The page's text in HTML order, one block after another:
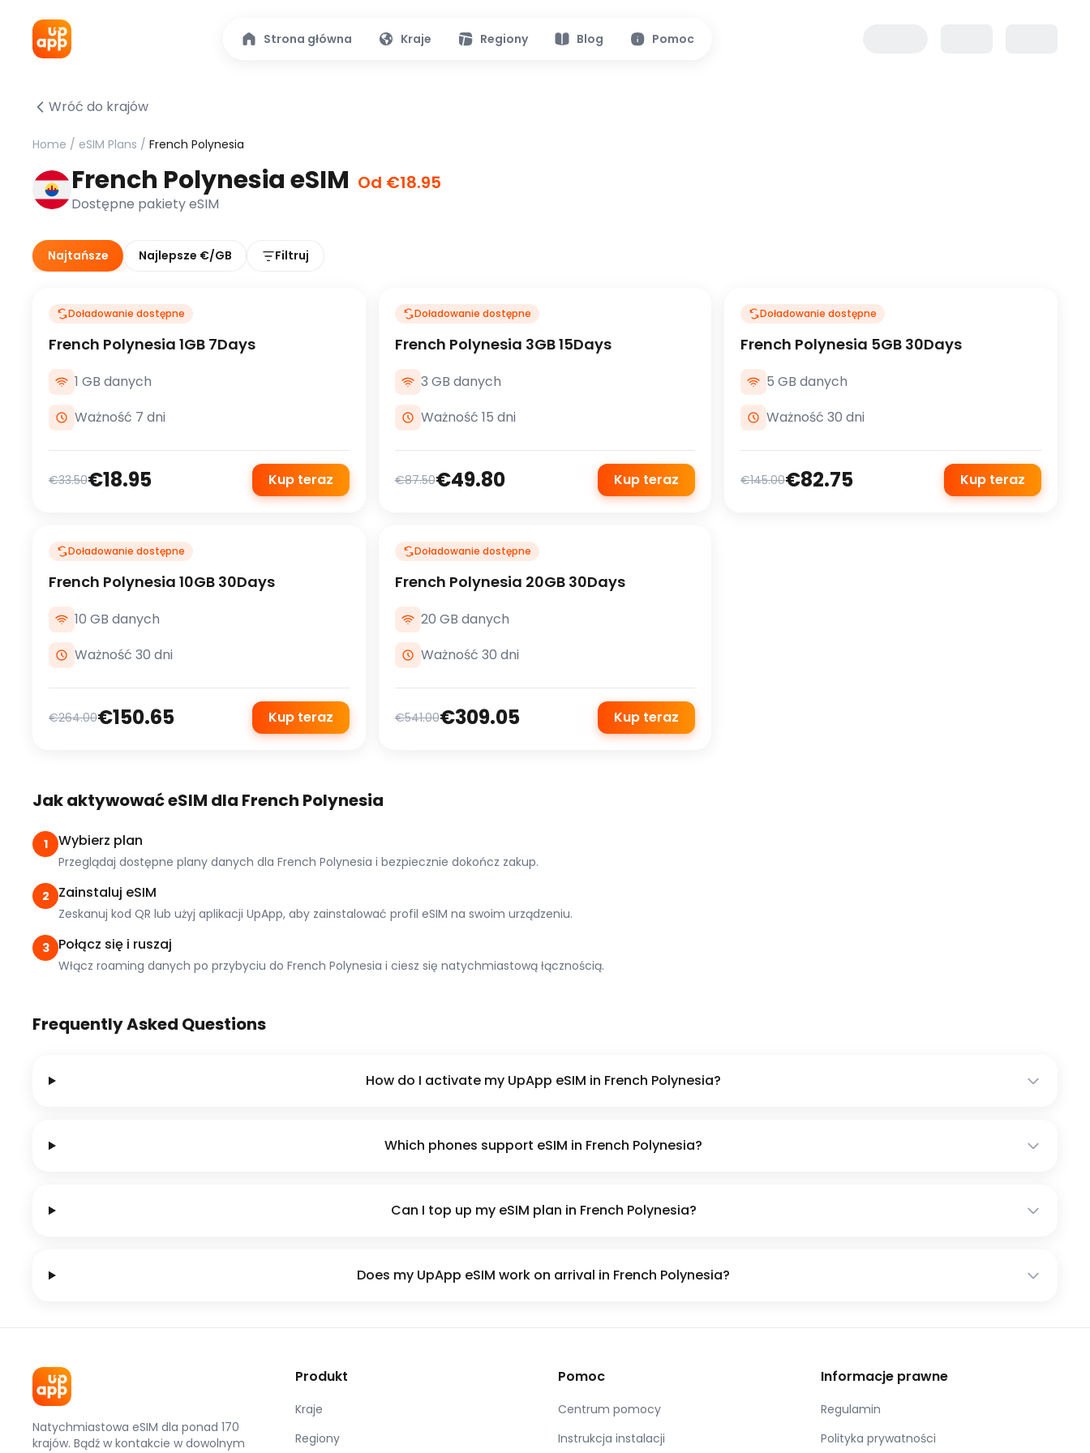
Strona główna Kraje Regiony Blog Pomoc
Wróć do krajów
Home / eSIM Plans / French Polynesia
French Polynesia eSIM Od €18.95
Dostępne pakiety eSIM
Najtańsze Najlepsze €/GB Filtruj
Doładowanie dostępne
French Polynesia 1GB 7Days
1 GB danych
Ważność 7 dni
€33.50€18.95 Kup teraz
Doładowanie dostępne
French Polynesia 3GB 15Days
3 GB danych
Ważność 15 dni
€87.50€49.80 Kup teraz
Doładowanie dostępne
French Polynesia 5GB 30Days
5 GB danych
Ważność 30 dni
€145.00€82.75 Kup teraz
Doładowanie dostępne
French Polynesia 10GB 30Days
10 GB danych
Ważność 30 dni
€264.00€150.65 Kup teraz
Doładowanie dostępne
French Polynesia 20GB 30Days
20 GB danych
Ważność 30 dni
€541.00€309.05 Kup teraz
Jak aktywować eSIM dla French Polynesia
1 Wybierz plan
Przeglądaj dostępne plany danych dla French Polynesia i bezpiecznie dokończ zakup.
2 Zainstaluj eSIM
Zeskanuj kod QR lub użyj aplikacji UpApp, aby zainstalować profil eSIM na swoim urządzeniu.
3 Połącz się i ruszaj
Włącz roaming danych po przybyciu do French Polynesia i ciesz się natychmiastową łącznością.
Frequently Asked Questions
How do I activate my UpApp eSIM in French Polynesia?
Which phones support eSIM in French Polynesia?
Can I top up my eSIM plan in French Polynesia?
Does my UpApp eSIM work on arrival in French Polynesia?
Natychmiastowa eSIM dla ponad 170
krajów. Bądź w kontakcie w dowolnym
Produkt
Kraje
Regiony
Pomoc
Centrum pomocy
Instrukcja instalacji
Informacje prawne
Regulamin
Polityka prywatności